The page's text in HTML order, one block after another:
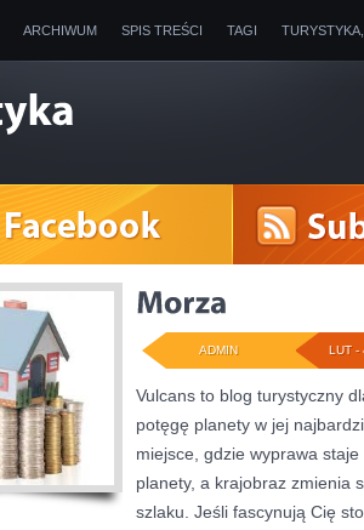
ARCHIWUM SPIS TREŚCI TAGI
LUT -
ADMIN
Vulcans to blog turystyczny
potęgę planety w jej
miejsce, gdzie wyprawa
planety, a krajobraz zmienia
szlaku. Jeśli fascynują Cię